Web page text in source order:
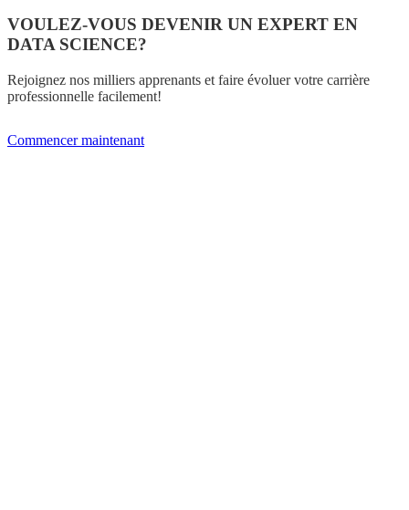
VOULEZ-VOUS DEVENIR UN EXPERT EN
DATA SCIENCE?
Rejoignez nos milliers apprenants et faire évoluer votre carrière
professionnelle facilement!
Commencer maintenant